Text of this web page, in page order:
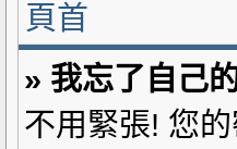
頁首
» 我忘了自己
不用緊張! 您